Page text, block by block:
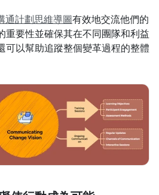
通計劃思維導圖有效地交流他們的
重要性並確保其在不同團隊和利益
可以幫助追蹤整個變革過程的整體